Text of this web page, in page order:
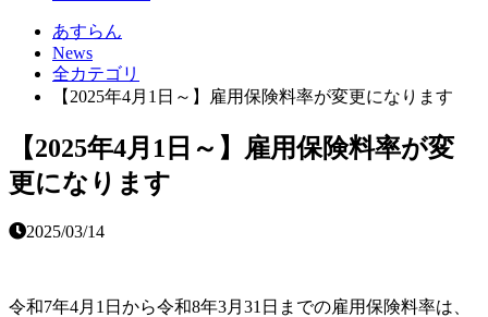
あすらん
News
全カテゴリ
【2025年4月1日～】雇用保険料率が変更になります
【2025年4月1日～】雇用保険料率が変
更になります
2025/03/14
令和7年4月1日から令和8年3月31日までの雇用保険料率は、